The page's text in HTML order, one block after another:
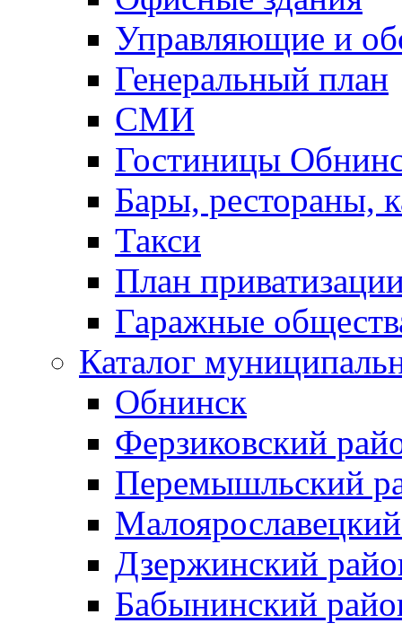
Управляющие и
Генеральный план
СМИ
Гостиницы
Бары, рестораны,
Такси
План
Гаражные
Каталог
Обнинск
Ферзиковский
Перемышльский
Дзержинский
Бабынинский